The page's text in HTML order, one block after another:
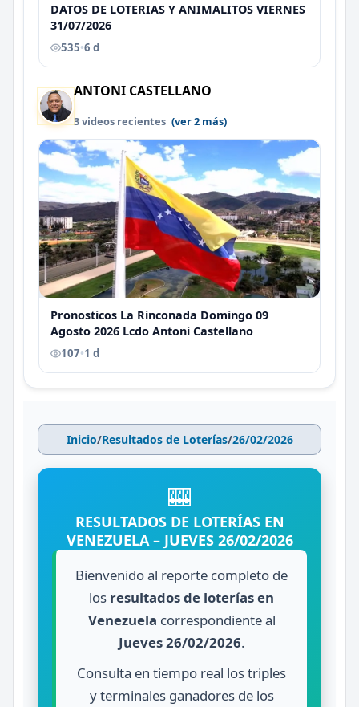
DATOS DE LOTERIAS Y ANIMALITOS VIERNES
31/07/2026
535•6 d
ANTONI CASTELLANO
3 videos recientes (ver 2 más)
Pronosticos La Rinconada Domingo 09
Agosto 2026 Lcdo Antoni Castellano
107•1 d
Inicio/Resultados de Loterías/26/02/2026
🎰
RESULTADOS DE LOTERÍAS EN
VENEZUELA – JUEVES 26/02/2026
Bienvenido al reporte completo de
los resultados de loterías en
Venezuela correspondiente al
Jueves 26/02/2026.
Consulta en tiempo real los triples
y terminales ganadores de los